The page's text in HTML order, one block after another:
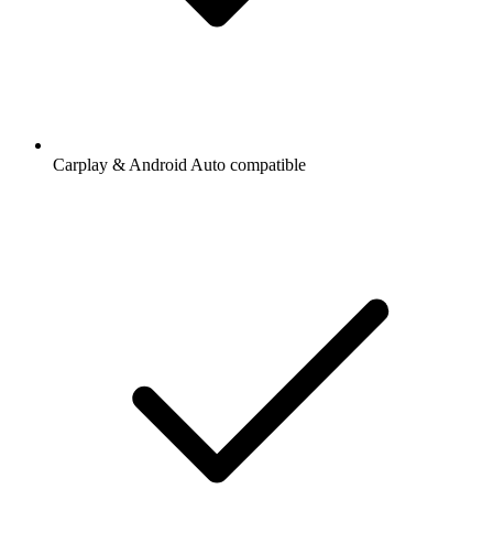
Carplay & Android Auto compatible